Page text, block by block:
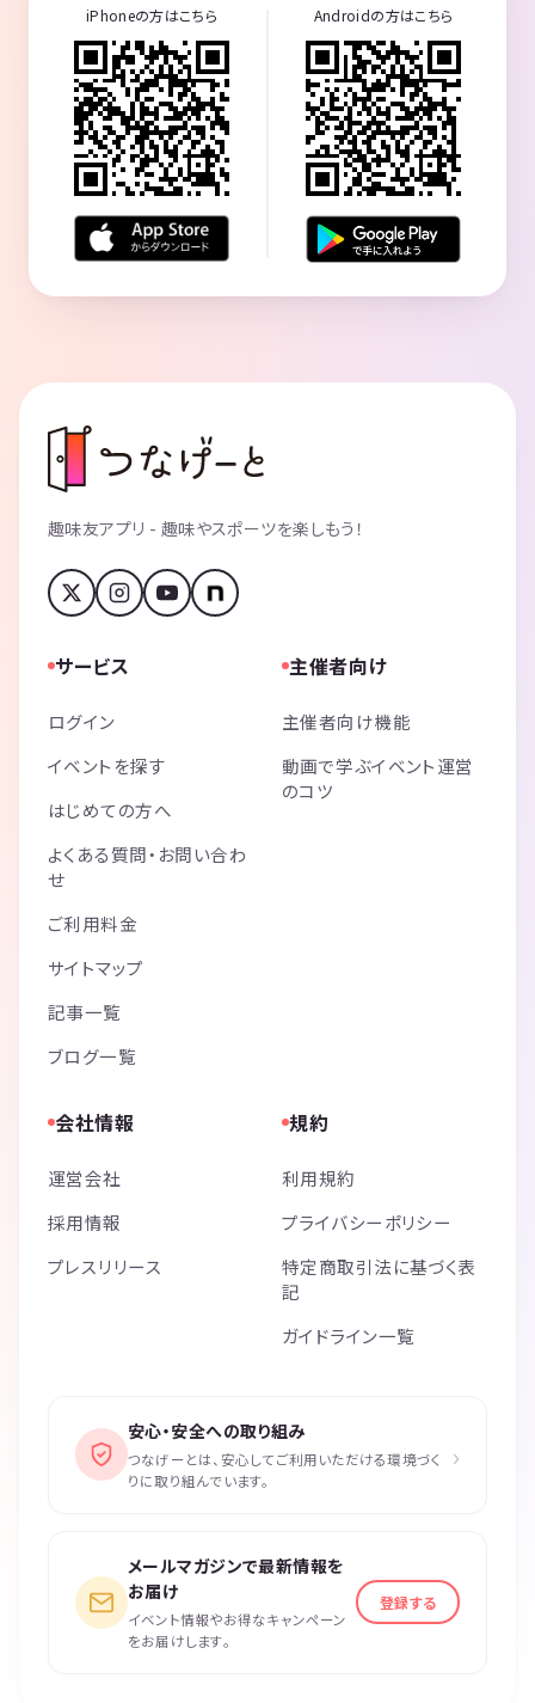
iPhoneの方はこちら Androidの方はこちら
趣味友アプリ - 趣味やスポーツを楽しもう！
サービス
ログイン
イベントを探す
はじめての方へ
よくある質問・お問い合わ
せ
ご利用料金
サイトマップ
記事一覧
ブログ一覧
主催者向け
主催者向け機能
動画で学ぶイベント運営
のコツ
会社情報
運営会社
採用情報
プレスリリース
規約
利用規約
プライバシーポリシー
特定商取引法に基づく表
記
ガイドライン一覧
安心・安全への取り組み
つなげーとは、安心してご利用いただける環境づく
りに取り組んでいます。
›
メールマガジンで最新情報を
お届け
イベント情報やお得なキャンペーン
をお届けします。
登録する